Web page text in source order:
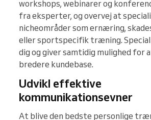
workshops, webinarer og
fra eksperter, og overvej at
nicheområder som ernæring,
eller sportspecifik træning.
dig og giver samtidig mulighed for
bredere kundebase.
Udvikl effektive
kommunikationsevner
At blive den bedste personlige